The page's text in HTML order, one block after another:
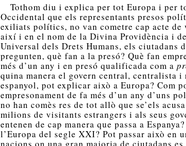
Tothom diu i explica per tot Europa i per
Occidental que els representants presos
exiliats polítics, no van cometre cap acte de
així i en el nom de la Divina Providència i
Universal dels Drets Humans, els ciutadans
pregunten, què fan a la presó? Què fan
més d’un any i en presó qualificada com a
quina manera el govern central, centralista i
espanyol, pot explicar això a Europa? Com
empresonament de fa més d’un any d’uns
no han comès res de tot allò que se’els
milions de visitants estrangers i als seus
entenen de cap manera que passa a
l’Europa del segle XXI? Pot passar això en
nacions on una gran majoria de ciutadans es